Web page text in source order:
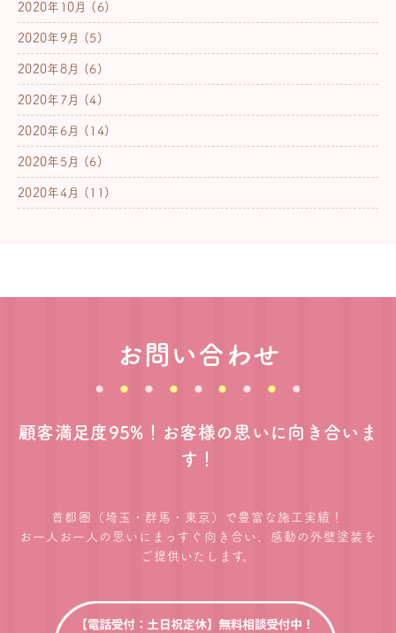
2020年10月 (6)
2020年9月 (5)
2020年8月 (6)
2020年7月 (4)
2020年6月 (14)
2020年5月 (6)
2020年4月 (11)
お問い合わせ
顧客満足度95%！お客様の思いに向き合いま
す！
首都圏（埼玉・群馬・東京）で豊富な施工実績！
お一人お一人の思いにまっすぐ向き合い、感動の外壁塗装を
ご提供いたします。